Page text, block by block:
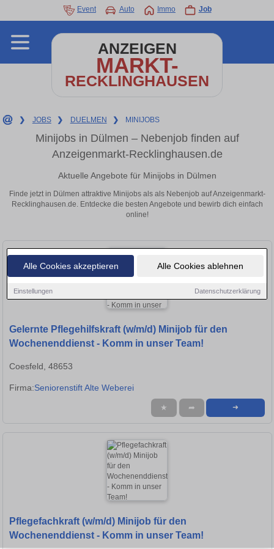
Alle Cookies akzeptieren Alle Cookies ablehnen
Einstellungen Datenschutzerklärung
Event Auto Immo Job
ANZEIGEN
MARKT-
RECKLINGHAUSEN
❯ JOBS ❯ DUELMEN ❯ MINIJOBS
Minijobs in Dülmen – Nebenjob finden auf
Anzeigenmarkt-Recklinghausen.de
Aktuelle Angebote für Minijobs in Dülmen
Finde jetzt in Dülmen attraktive Minijobs als als Nebenjob auf Anzeigenmarkt-
Recklinghausen.de. Entdecke die besten Angebote und bewirb dich einfach
online!
Gelernte Pflegehilfskraft (w/m/d) Minijob für den
Wochenenddienst - Komm in unser Team!
Coesfeld, 48653
Firma:Seniorenstift Alte Weberei
★ ➦ ➜
Pflegefachkraft (w/m/d) Minijob für den
Wochenenddienst - Komm in unser Team!